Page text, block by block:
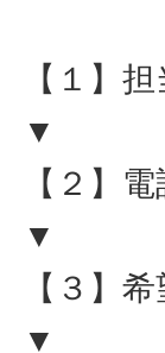
【１】
▼
【２】
▼
【３】
▼